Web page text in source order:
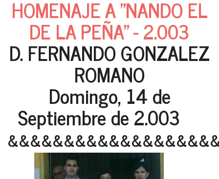
HOMENAJE A "NANDO EL
DE LA PEÑA" - 2.003
D. FERNANDO GONZALEZ
ROMANO
Domingo, 14 de
Septiembre de 2.003